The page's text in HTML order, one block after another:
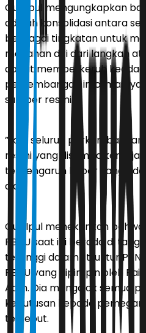
Gus Ipul mengungkapkan
adalah konsolidasi antara
berbagai tingkatan untuk
menahan diri dari langkah
dapat memperkeruh
perkembangan informasi
sumber resmi.
”Ikuti seluruh
resmi yang disampaikan
terpengaruh kabar yang
dia.
Gus Ipul menekankan bahwa
PBNU saat ini berada di
tertinggi dalam struktur
PBNU yang dipimpin oleh
Aam. Dia mengajak semua
keputusan kepada
tersebut.